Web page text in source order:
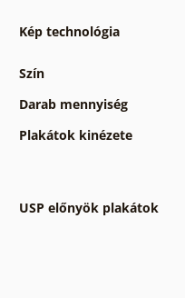
Kép technológia
Szín
Darab mennyiség
Plakátok kinézete
USP előnyök plakátok